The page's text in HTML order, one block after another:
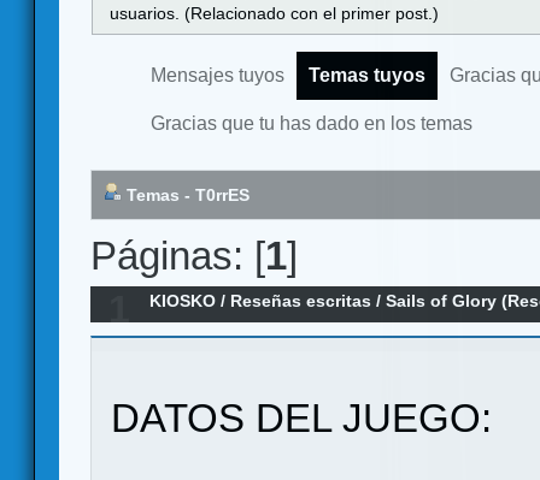
usuarios. (Relacionado con el primer post.)
Mensajes tuyos Temas tuyos Gracias
Gracias que tu has dado en los temas
Temas - T0rrES
Páginas: [1]
KIOSKO / Reseñas escritas /Sails of Glory
DATOS DEL JUEGO: